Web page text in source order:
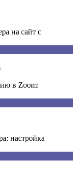
на сайт с
в Zoom:
настройка